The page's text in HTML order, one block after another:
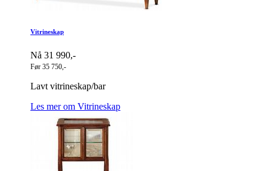
Vitrineskap
Nå 31 990,-
Før 35 750,-
Lavt vitrineskap/bar
Les mer om Vitrineskap